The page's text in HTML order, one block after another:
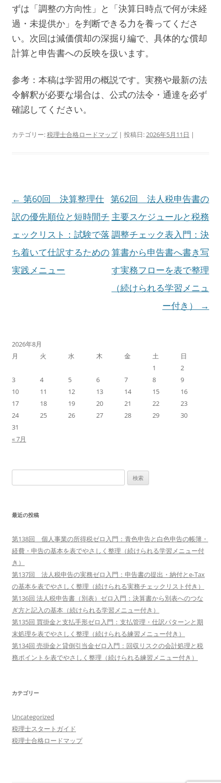
ずは「調整の方向性」と「決算日時点で何が未経
過・未提供か」を判断できる力を養ってくださ
い。次回は減価償却の深掘り編で、具体的な償却
計算と申告書への反映を扱います。
参考：本稿は学習用の概説です。実務や最新の法
令解釈が必要な場合は、公式の法令・通達を必ず
確認してください。
カテゴリー:税理士合格ロードマップ| 投稿日:2026年5月11日 |
投
稿
ナ
ビ
ゲ
ン
← 第60回 決算整理仕
訳の優先順位と短時間チ
ェックリスト：試験で落
ち着いて仕訳するための
実践メニュー
第62回 法人税申告書の
主要スケジュールと税務
調整チェック表入門：決
算書から申告書へ書き写
す実務フローを表で整理
（続けられる学習メニュ
ー付き）
→
2026年8月
月
火 水 木 金 土
日
1
2
3
4 5 6 7 8
9
10
11 12 13 14 15
16
17
18 19 20 21 22
23
24
25 26 27 28 29
30
31
« 7月
索:
最近の投稿
第138回 個人事業の所得税ゼロ入門：青色申告と白色申告の帳簿・
経費・申告の基本を表でやさしく整理（続けられる学習メニュー付
き）
第137回 法人税申告の実務ゼロ入門：申告書の提出・納付とe-Tax
の基本を表でやさしく整理（続けられる実務チェックリスト付き）
第136回 法人税申告書（別表）ゼロ入門：決算書から別表へのつな
ぎ方と記入の基本（続けられる学習メニュー付き）
第135回 買掛金と支払手形ゼロ入門：支払管理・仕訳パターンと期
末処理を表でやさしく整理（続けられる練習メニュー付き）
第134回 売掛金と貸倒引当金ゼロ入門：回収リスクの会計処理と税
務ポイントを表でやさしく整理（続けられる練習メニュー付き）
カテゴリー
Uncategorized
税理士スタートガイド
税理士合格ロードマップ